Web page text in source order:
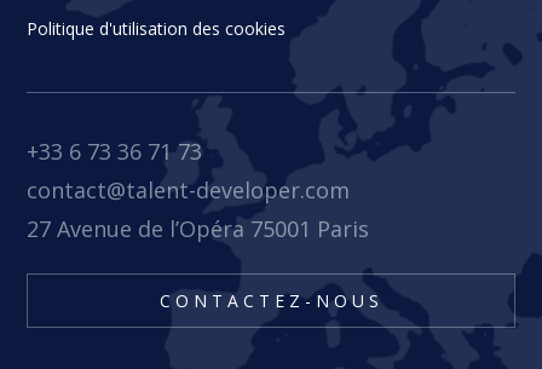
Politique d'utilisation des cookies
+33 6 73 36 71 73
contact@talent-developer.com
27 Avenue de l’Opéra 75001 Paris
CONTACTEZ-NOUS